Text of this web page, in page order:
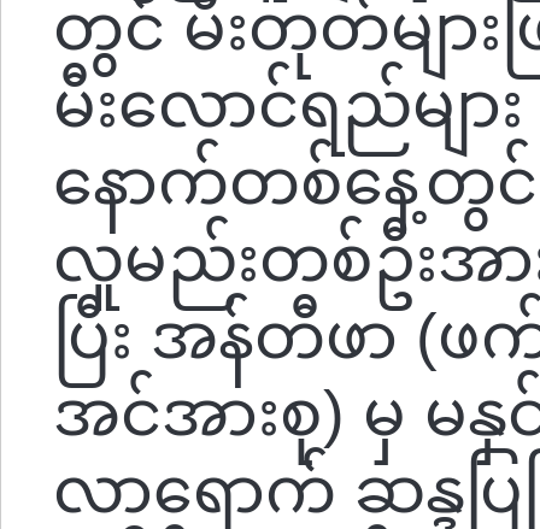
တွင် မီးတုတ်များ
မီးလောင်ရည်မျ
နောက်တစ်နေ့တွင်
လူမည်းတစ်ဦးအ
ပြီး အန်တီဖာ (
အင်အားစု) မှ မနှ
လာရောက် ဆန္ဒပ